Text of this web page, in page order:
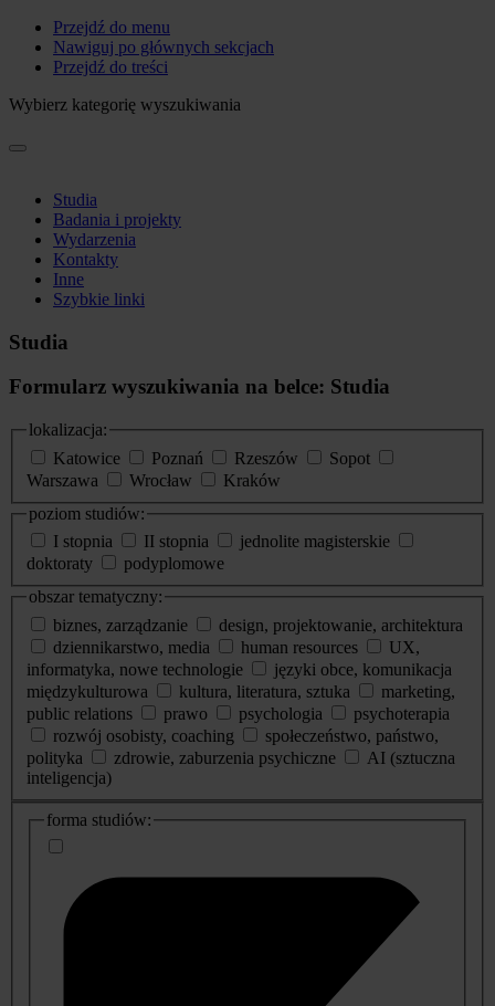
Przejdź do menu
Nawiguj po głównych sekcjach
Przejdź do treści
Wybierz kategorię wyszukiwania
Studia
Badania i projekty
Wydarzenia
Kontakty
Inne
Szybkie linki
Studia
Formularz wyszukiwania na belce: Studia
lokalizacja:
Katowice
Poznań Rzeszów
Sopot
Warszawa
Wrocław
Kraków
poziom studiów:
I stopnia
II stopnia
jednolite magisterskie
doktoraty
podyplomowe
obszar tematyczny:
biznes, zarządzanie
design, projektowanie, architektura
dziennikarstwo, media
human resources
UX,
informatyka, nowe technologie
języki obce, komunikacja
międzykulturowa
kultura, literatura, sztuka
marketing,
public relations
prawo psychologia
psychoterapia
rozwój osobisty, coaching
społeczeństwo, państwo,
polityka
zdrowie, zaburzenia psychiczne
AI (sztuczna
inteligencja)
dodatkowe
informacje
forma studiów: